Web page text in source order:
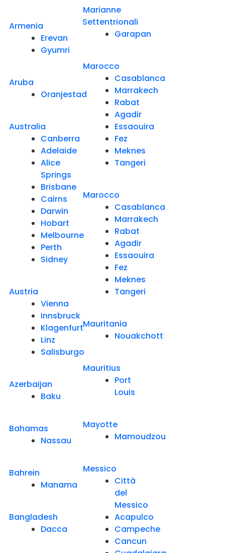
Armenia
Erevan
Gyumri
Aruba
Oranjestad
Australia
Canberra
Adelaide
Alice
Springs
Brisbane
Cairns
Darwin
Hobart
Melbourne
Perth
Sidney
Austria
Vienna
Innsbruck
Klagenfurt
Linz
Salisburgo
Azerbaijan
Baku
Bahamas
Nassau
Bahrein
Manama
Bangladesh
Dacca
Marianne
Settentrionali
Garapan
Marocco
Casablanca
Marrakech
Rabat
Agadir
Essaouira
Fez
Meknes
Tangeri
Marocco
Casablanca
Marrakech
Rabat
Agadir
Essaouira
Fez
Meknes
Tangeri
Mauritania
Nouakchott
Mauritius
Port
Louis
Mayotte
Mamoudzou
Messico
Città
del
Messico
Acapulco
Campeche
Cancun